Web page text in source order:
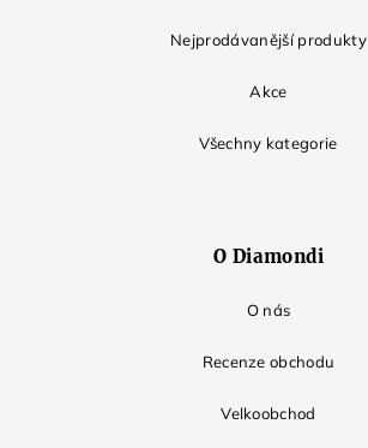
Nejprodávanější produkty
Akce
Všechny kategorie
O Diamondi
O nás
Recenze obchodu
Velkoobchod